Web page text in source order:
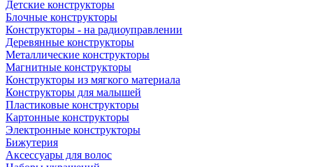
Детские конструкторы
Блочные конструкторы
Конструкторы - на радиоуправлении
Деревянные конструкторы
Металлические конструкторы
Магнитные конструкторы
Конструкторы из мягкого материала
Конструкторы для малышей
Пластиковые конструкторы
Картонные конструкторы
Электронные конструкторы
Бижутерия
Аксессуары для волос